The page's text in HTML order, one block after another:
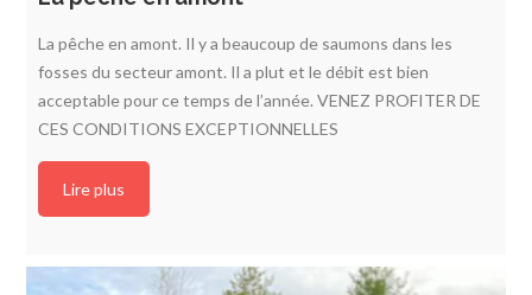
La pêche en amont. Il y a beaucoup de saumons dans les
fosses du secteur amont. Il a plut et le débit est bien
acceptable pour ce temps de l’année. VENEZ PROFITER DE
CES CONDITIONS EXCEPTIONNELLES
Lire plus